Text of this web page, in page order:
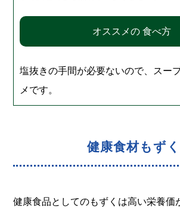
オススメの 食べ方
塩抜きの手間が必要ないので、スー
メです。
健康食材もずく
健康食品としてのもずくは高い栄養価